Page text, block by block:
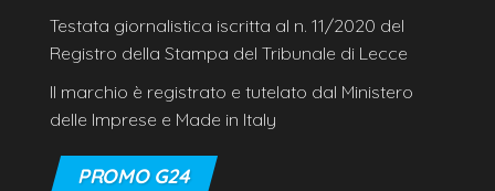
Testata giornalistica iscritta al n. 11/2020 del
Registro della Stampa del Tribunale di Lecce
Il marchio è registrato e tutelato dal Ministero
delle Imprese e Made in Italy
PROMO G24